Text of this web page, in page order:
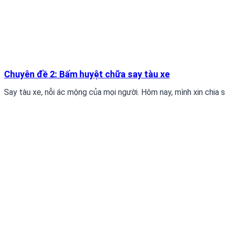
Chuyên đề 2: Bấm huyệt chữa say tàu xe
Say tàu xe, nỗi ác mộng của mọi người. Hôm nay, mình xin chia